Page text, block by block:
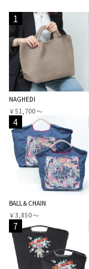
1
NAGHEDI
￥51,700 〜
4
BALL＆CHAIN
￥3,850 〜
7